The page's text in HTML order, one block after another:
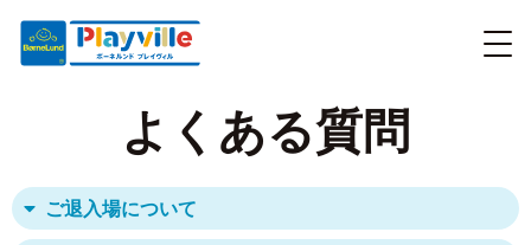
よくある質問
ご退入場について